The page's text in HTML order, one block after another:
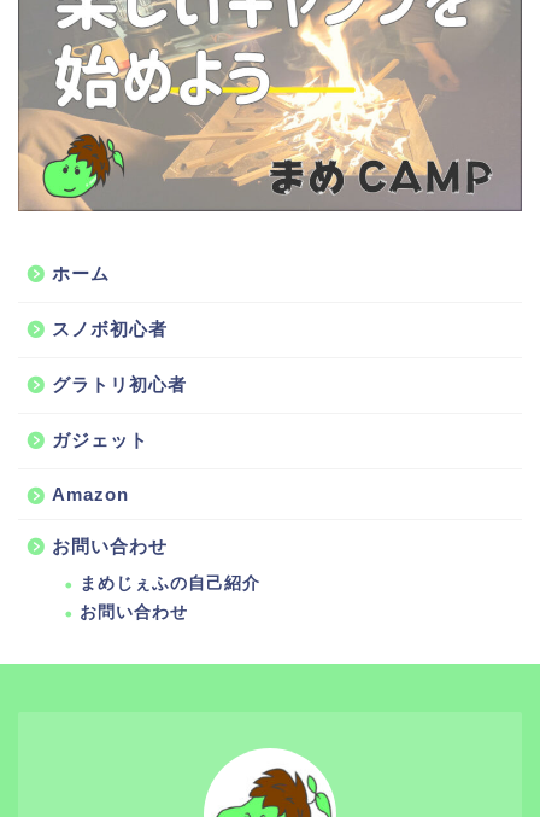
ホーム
スノボ初心者
グラトリ初心者
ガジェット
Amazon
お問い合わせ
まめじぇふの自己紹介
お問い合わせ